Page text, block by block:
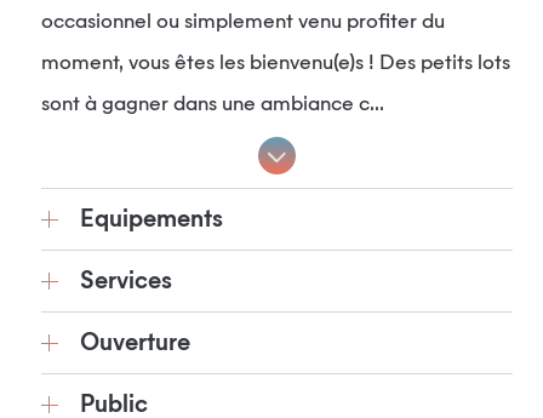
occasionnel ou simplement venu profiter du
moment, vous êtes les bienvenu(e)s ! Des petits lots
sont à gagner dans une ambiance c...
Equipements
Services
Ouverture
Public